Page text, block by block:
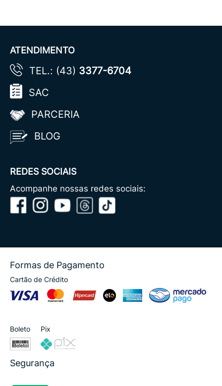
ATENDIMENTO
TEL.: (43) 3377-6704
SAC
PARCERIA
BLOG
REDES SOCIAIS
Acompanhe nossas redes sociais:
Formas de Pagamento
Cartão de Crédito
Boleto Pix
Segurança